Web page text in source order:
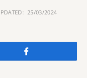
25/03/2024